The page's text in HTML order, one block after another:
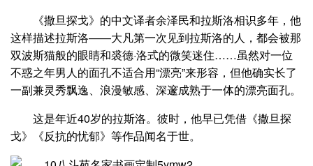
《撒旦探戈》的中文译者余泽民和拉斯洛相识多年，他
这样描述拉斯洛——大凡第一次见到拉斯洛的人，都会被那
双波斯猫般的眼睛和裘德·洛式的微笑迷住……虽然对一位
不惑之年男人的面孔不适合用“漂亮”来形容，但他确实长了
一副兼灵秀飘逸、浪漫敏感、深邃成熟于一体的漂亮面孔。
这是年近40岁的拉斯洛。彼时，他早已凭借《撒旦探
戈》《反抗的忧郁》等作品闻名于世。